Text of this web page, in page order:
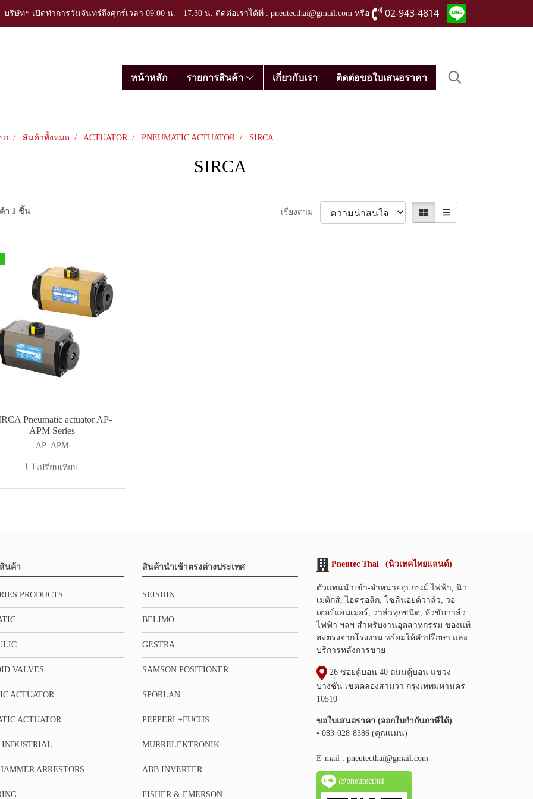
บริษัทฯ เปิดทำการวันจันทร์ถึงศุกร์เวลา 09.00 น. - 17.30 น. ติดต่อเราได้ที่ : pneutecthai@gmail.com หรือ 02-943-4814
หน้าหลัก รายการสินค้า เกี่ยวกับเรา ติดต่อขอใบเสนอราคา
ก สินค้าทั้งหมด ACTUATOR PNEUMATIC ACTUATOR SIRCA
SIRCA
า 1 ชิ้น เรียงตาม
Pneumatic actuator AP-
APM Series
AP–APM
เปรียบเทียบ
นค้า
PRODUCTS
VALVES
ACTUATOR
ACTUATOR
INDUSTRIAL
ARRESTORS
สินค้านำเข้าตรงต่างประเทศ
SEISHIN
BELIMO
GESTRA
SAMSON POSITIONER
SPORLAN
PEPPERL+FUCHS
MURRELEKTRONIK
ABB INVERTER
FISHER & EMERSON
Pneutec Thai | (นิวเทคไทยแลนด์)
ตัวแทนนำเข้า-จำหน่ายอุปกรณ์ ไฟฟ้า, นิว
เมติกส์, ไฮดรอลิก, โซลินอยด์วาล์ว, วอ
เตอร์แฮมเมอร์, วาล์วทุกชนิด, หัวขับวาล์ว
ไฟฟ้า ฯลฯ สำหรับงานอุตสาหกรรม ของแท้
ส่งตรงจากโรงงาน พร้อมให้คำปรึกษา และ
บริการหลังการขาย
26 ซอยคู้บอน 40 ถนนคู้บอน แขวง
บางชัน เขตคลองสามวา กรุงเทพมหานคร
10510
ขอใบเสนอราคา (ออกใบกำกับภาษีได้)
• 083-028-8386 (คุณแมน)
E-mail : pneutecthai@gmail.com
@pneutecthai